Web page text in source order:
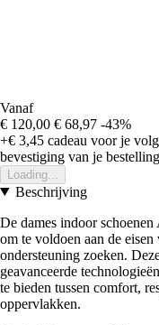
Vanaf
€ 120,00 € 68,97 -43%
+€ 3,45 cadeau voor je
bevestiging van je bestelling
Loading...
Beschrijving
De dames indoor
om te voldoen aan de
ondersteuning zoeken.
geavanceerde
te bieden tussen comfort,
oppervlakken.